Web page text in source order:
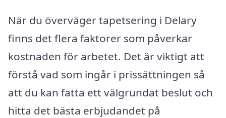
När du överväger tapetsering i Delary
finns det flera faktorer som påverkar
kostnaden för arbetet. Det är viktigt att
förstå vad som ingår i prissättningen så
att du kan fatta ett välgrundat beslut och
hitta det bästa erbjudandet på